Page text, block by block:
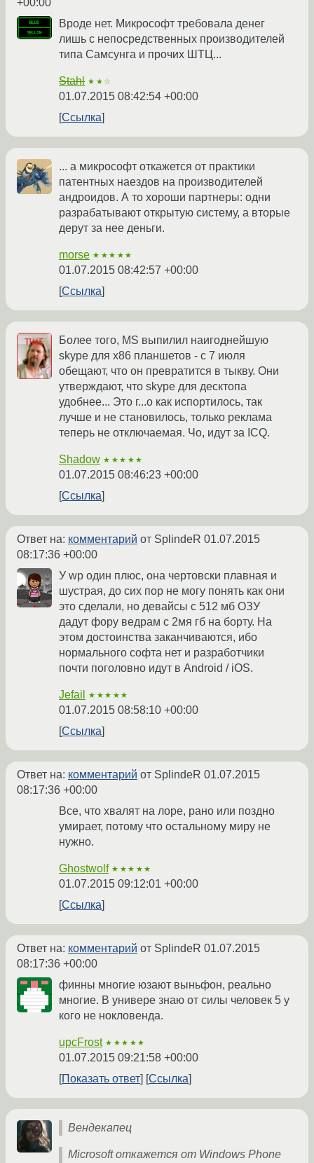
+00:00
Вроде нет. Микрософт требовала денег
лишь с непосредственных производителей
типа Самсунга и прочих ШТЦ...
Stahl ★★☆
01.07.2015 08:42:54 +00:00
Ссылка
... а микрософт откажется от практики
патентных наездов на производителей
андроидов. А то хороши партнеры: одни
разрабатывают открытую систему, а вторые
дерут за нее деньги.
morse ★★★★★
01.07.2015 08:42:57 +00:00
Ссылка
Более того, MS выпилил наигоднейшую
skype для x86 планшетов - с 7 июля
обещают, что он превратится в тыкву. Они
утверждают, что skype для десктопа
удобнее... Это г...о как испортилось, так
лучше и не становилось, только реклама
теперь не отключаемая. Чо, идут за ICQ.
Shadow ★★★★★
01.07.2015 08:46:23 +00:00
Ссылка
Ответ на: комментарий от SplindeR 01.07.2015
08:17:36 +00:00
У wp один плюс, она чертовски плавная и
шустрая, до сих пор не могу понять как они
это сделали, но девайсы с 512 мб ОЗУ
дадут фору ведрам с 2мя гб на борту. На
этом достоинства заканчиваются, ибо
нормального софта нет и разработчики
почти поголовно идут в Android / iOS.
Jefail ★★★★★
01.07.2015 08:58:10 +00:00
Ссылка
Ответ на: комментарий от SplindeR 01.07.2015
08:17:36 +00:00
Все, что хвалят на лоре, рано или поздно
умирает, потому что остальному миру не
нужно.
Ghostwolf ★★★★★
01.07.2015 09:12:01 +00:00
Ссылка
Ответ на: комментарий от SplindeR 01.07.2015
08:17:36 +00:00
финны многие юзают выньфон, реально
многие. В универе знаю от силы человек 5 у
кого не нокловенда.
upcFrost ★★★★★
01.07.2015 09:21:58 +00:00
Показать ответ
Ссылка
Вендекапец
Microsoft откажется от Windows Phone